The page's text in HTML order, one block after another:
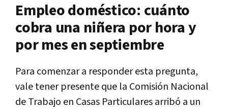
Empleo doméstico: cuánto
cobra una niñera por hora y
por mes en septiembre
Para comenzar a responder esta pregunta,
vale tener presente que la Comisión Nacional
de Trabajo en Casas Particulares arribó a un